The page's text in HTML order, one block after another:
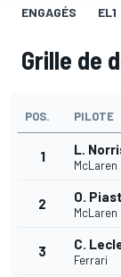
ENGAGÉS EL1
Grille de
POS. PILOTE
1 L.
McLaren
2 O.
McLaren
3 C.
Ferrari